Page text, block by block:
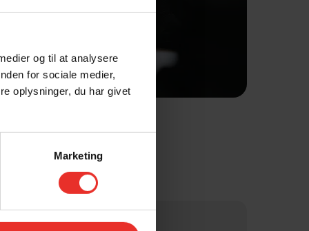
og til at analysere
for sociale medier,
oplysninger, du har givet
Marketing